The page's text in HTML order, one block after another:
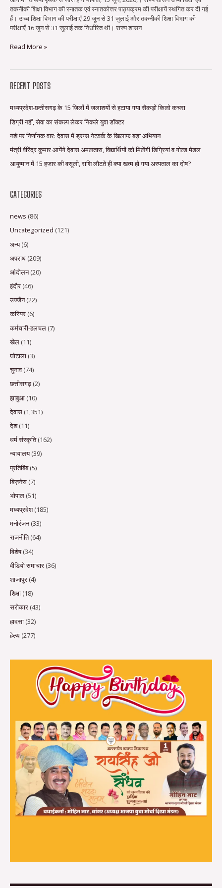
तकनीकी शिक्षा विभाग की स्नातक एवं स्नातकोत्तर पाठ्यक्रम की परीक्षायें स्थगित कर दी गई
हैं। उच्च शिक्षा विभाग की परीक्षाएँ 29 जून से 31 जुलाई और तकनीकी शिक्षा विभाग की
परीक्षाएँ 16 जून से 31 जुलाई तक निर्धारित थी। राज्य शासन
Read More »
RECENT POSTS
मध्यप्रदेश-छत्तीसगढ़ के 15 जिलों में जलाशयों से हटाया गया सैकड़ों किलो कचरा
डिग्री नहीं, सेवा का संकल्प लेकर निकले युवा डॉक्टर
नशे पर निर्णायक वार: देवास में ड्रग्स नेटवर्क के खिलाफ बड़ा अभियान
मंत्री वीरेंद्र कुमार आयेंगे देवास अमलतास, विद्यार्थियों को मिलेंगी डिग्रियां व गोल्ड मेडल
आयुष्मान में 15 हजार की वसूली, राशि लौटते ही क्या खत्म हो गया अस्पताल का दोष?
CATEGORIES
news (86)
Uncategorized (121)
अन्य(6)
अपराध (209)
आंदोलन(20)
इंदौर (46)
उज्जैन(22)
करियर (6)
कर्मचारी-हलचल (7)
खेल (11)
घोटाला (3)
चुनाव(74)
छत्तीसगढ़(2)
झाबुआ (10)
देवास (1,351)
देश(11)
धर्म संस्कृति(162)
न्यायालय(39)
प्रतिबिंब(5)
बिज़नेस (7)
भोपाल (51)
मध्यप्रदेश(185)
मनोरंजन(33)
राजनीति(64)
विशेष(34)
वीडियो समाचार (36)
शाजापुर (4)
शिक्षा (18)
सरोकार (43)
हादसा (32)
हेल्थ (277)